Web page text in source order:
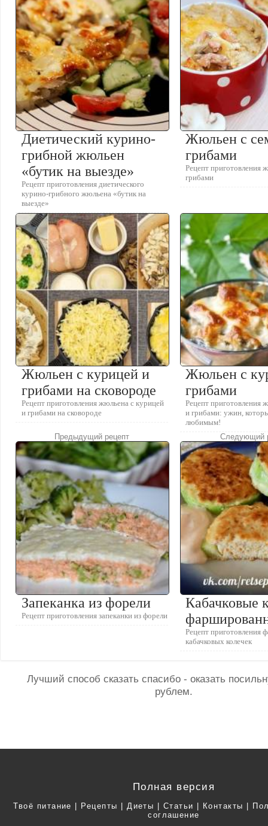
Диетический курино-
грибной жюльен
«бутик на выезде»
Рецепт приготовления диетического
курино-грибного жюльена «бутик на
выезде»
Жюльен с
грибами
Рецепт приготовления
грибами
Жюльен с курицей и
грибами на сковороде
Рецепт приготовления жюльена с курицей
и грибами на сковороде
Жюльен с
грибами
Рецепт приготовления
и грибами: ужин,
любимым!
Предыдущий рецепт
Запеканка из форели
Рецепт приготовления запеканки из форели
Следующий
Кабачковые
Рецепт приготовления
кабачковых колечек
Лучший способ сказать спасибо - оказать
рублем.
Полная версия
Твоё питание | Рецепты | Диеты | Статьи | Контакты |
соглашение